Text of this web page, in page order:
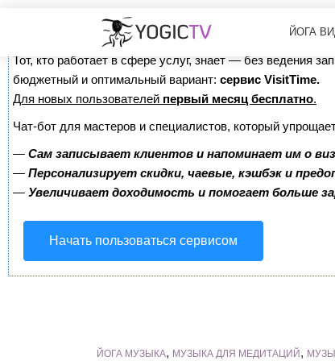
ЙОГА
Сервис онлайн-записи на собственном
Тот, кто работает в сфере услуг, знает — без ведения
бюджетный и оптимальный вариант: сервис VisitTime.
Для новых пользователей первый месяц бесплатно.
Чат-бот для мастеров и специалистов, который
— Сам записывает клиентов и напоминает им о
— Персонализирует скидки, чаевые, кэшбэк и
— Увеличивает доходимость и помогает больше
Начать пользоваться сервисом
ЙОГА МУЗЫКА, МУЗЫКА ДЛЯ МЕДИТАЦИЙ ,